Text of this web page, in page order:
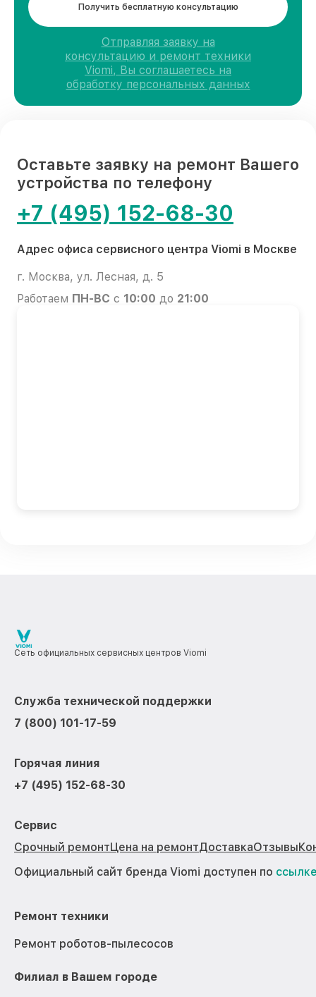
Получить бесплатную консультацию
Отправляя заявку на
консультацию и ремонт техники
Viomi, Вы соглашаетесь на
обработку персональных данных
Оставьте заявку на ремонт Вашего
устройства по телефону
+7 (495) 152-68-30
Адрес офиса сервисного центра Viomi в Москве
г. Москва, ул. Лесная, д. 5
Работаем ПН-ВС с 10:00 до 21:00
Сеть официальных сервисных центров Viomi
Служба технической поддержки
7 (800) 101-17-59
Горячая линия
+7 (495) 152-68-30
Сервис
Срочный ремонтЦена на ремонтДоставкаОтзывы
Официальный сайт бренда Viomi доступен по
Ремонт техники
Ремонт роботов-пылесосов
Филиал в Вашем городе